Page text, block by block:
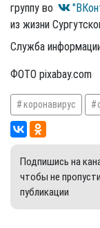
группу во
из жизни
Служба
ФОТО pixabay.com
коронавирус
Подпишись на
чтобы не
публикации